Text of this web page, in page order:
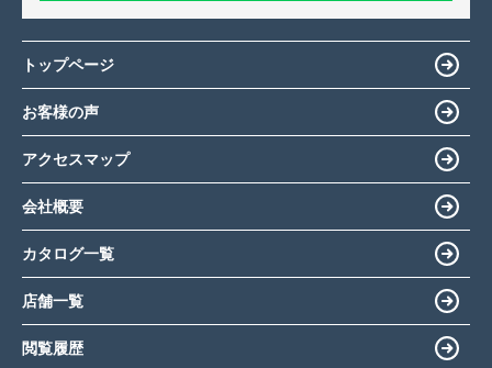
トップページ
お客様の声
アクセスマップ
会社概要
カタログ一覧
店舗一覧
閲覧履歴